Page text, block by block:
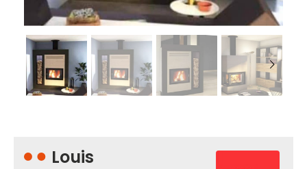
Louis